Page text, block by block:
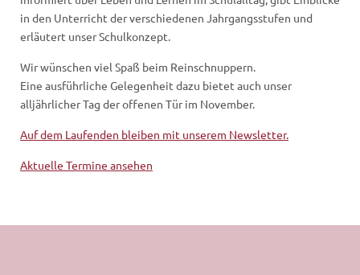
in den Unterricht der verschiedenen Jahrgangsstufen und
erläutert unser Schulkonzept.
Wir wünschen viel Spaß beim Reinschnuppern.
Eine ausführliche Gelegenheit dazu bietet auch unser
alljährlicher Tag der offenen Tür im November.
Auf dem Laufenden bleiben mit unserem Newsletter.
Aktuelle Termine ansehen